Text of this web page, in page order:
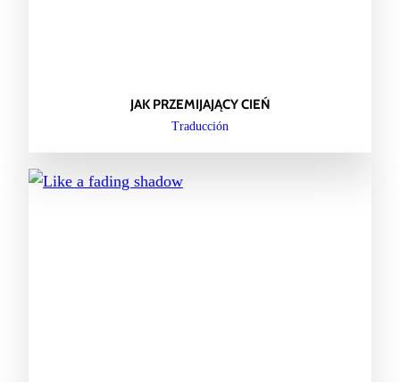
JAK PRZEMIJAJĄCY CIEŃ
Traducción